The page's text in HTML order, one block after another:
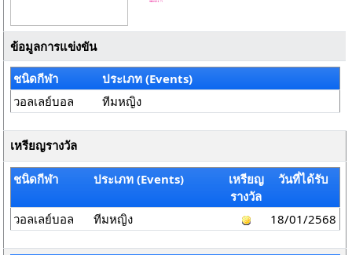
ข้อมูลการแข่งขัน
ชนิดกีฬา
ประเภท (Events)
วอลเลย์บอล
ทีมหญิง
เหรียญรางวัล
ชนิดกีฬา ประเภท (Events)
เหรียญ
รางวัล
วันที่ได้รับ
วอลเลย์บอล ทีมหญิง 18/01/2568